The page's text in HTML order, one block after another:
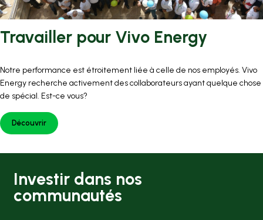
Travailler pour Vivo Energy
Notre performance est étroitement liée à celle de nos employés. Vivo
Energy recherche activement des collaborateurs ayant quelque chose
de spécial. Est-ce vous?
Découvrir
Investir dans nos
communautés